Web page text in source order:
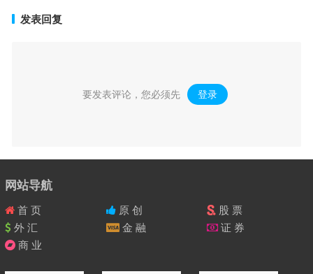
发表回复
要发表评论，您必须先 登录 。
网站导航
首 页 原 创
股 票
外 汇
金 融
证 券
商 业